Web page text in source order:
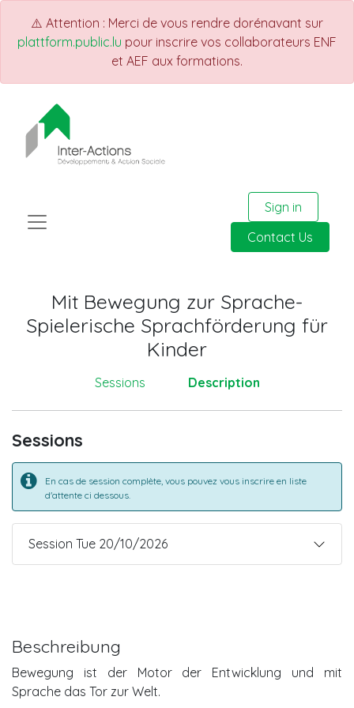
⚠️ Attention : Merci de vous rendre dorénavant sur
plattform.public.lu pour inscrire vos collaborateurs ENF
et AEF aux formations.
Sign in
Contact Us
Mit Bewegung zur Sprache-
Spielerische Sprachförderung für
Kinder
Sessions Description
Sessions
En cas de session complète, vous pouvez vous inscrire en liste
d'attente ci dessous.
Session Tue 20/10/2026
Beschreibung
Bewegung ist der Motor der Entwicklung und mit
Sprache das Tor zur Welt.